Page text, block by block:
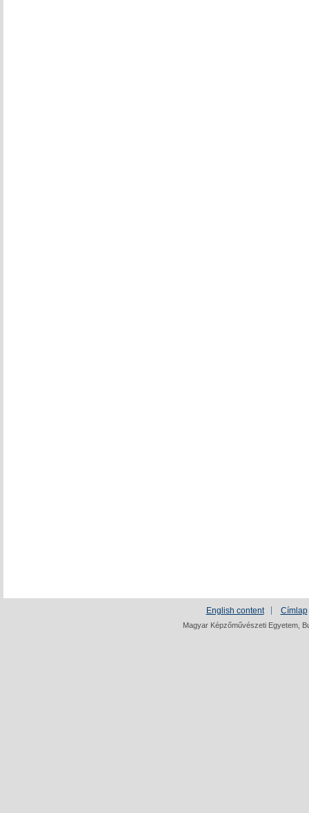
English content Címlap
Magyar Képzőművészeti Egyetem,